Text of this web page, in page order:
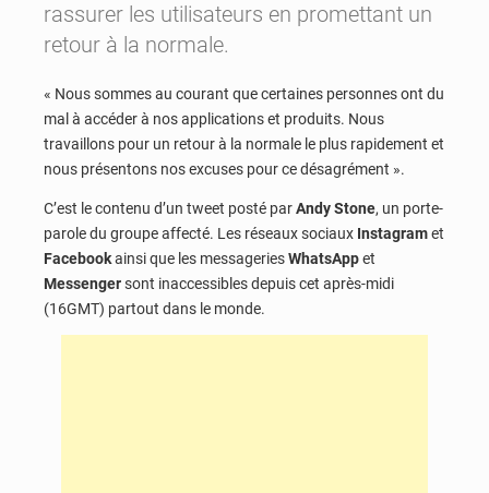
rassurer les utilisateurs en promettant un
retour à la normale.
« Nous sommes au courant que certaines personnes ont du
mal à accéder à nos applications et produits. Nous
travaillons pour un retour à la normale le plus rapidement et
nous présentons nos excuses pour ce désagrément ».
C’est le contenu d’un tweet posté parAndy Stone, un porte-
parole du groupe affecté. Les réseaux sociaux Instagramet
Facebookainsi que les messageriesWhatsAppet
Messengersont inaccessibles depuis cet après-midi
(16GMT) partout dans le monde.